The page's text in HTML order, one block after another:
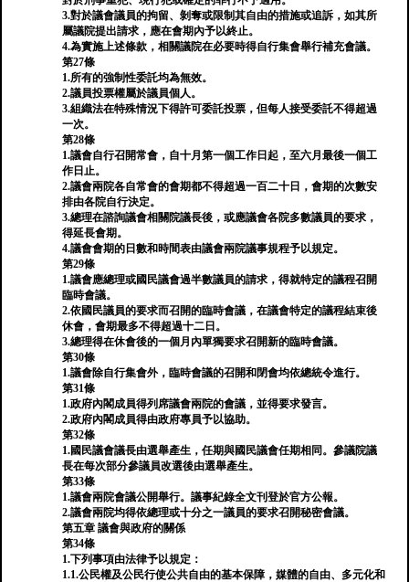
3.對於議會議員的拘留、剝奪或限制其自由的措施或追訴，如其所
屬議院提出請求，應在會期內予以終止。
4.為實施上述條款，相關議院在必要時得自行集會舉行補充會議。
第27條
1.所有的強制性委託均為無效。
2.議員投票權屬於議員個人。
3.組織法在特殊情況下得許可委託投票，但每人接受委託不得超過
一次。
第28條
1.議會自行召開常會，自十月第一個工作日起，至六月最後一個工
作日止。
2.議會兩院各自常會的會期都不得超過一百二十日，會期的次數安
排由各院自行決定。
3.總理在諮詢議會相關院議長後，或應議會各院多數議員的要求，
得延長會期。
4.議會會期的日數和時間表由議會兩院議事規程予以規定。
第29條
1.議會應總理或國民議會過半數議員的請求，得就特定的議程召開
臨時會議。
2.依國民議員的要求而召開的臨時會議，在議會特定的議程結束後
休會，會期最多不得超過十二日。
3.總理得在休會後的一個月內單獨要求召開新的臨時會議。
第30條
1.議會除自行集會外，臨時會議的召開和閉會均依總統令進行。
第31條
1.政府內閣成員得列席議會兩院的會議，並得要求發言。
2.政府內閣成員得由政府專員予以協助。
第32條
1.國民議會議長由選舉產生，任期與國民議會任期相同。參議院議
長在每次部分參議員改選後由選舉產生。
第33條
1.議會兩院會議公開舉行。議事紀錄全文刊登於官方公報。
2.議會兩院均得依總理或十分之一議員的要求召開秘密會議。
第五章 議會與政府的關係
第34條
1.下列事項由法律予以規定：
1.1.公民權及公民行使公共自由的基本保障，媒體的自由、多元化和